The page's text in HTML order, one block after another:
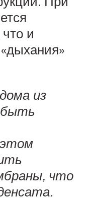
и
из
что